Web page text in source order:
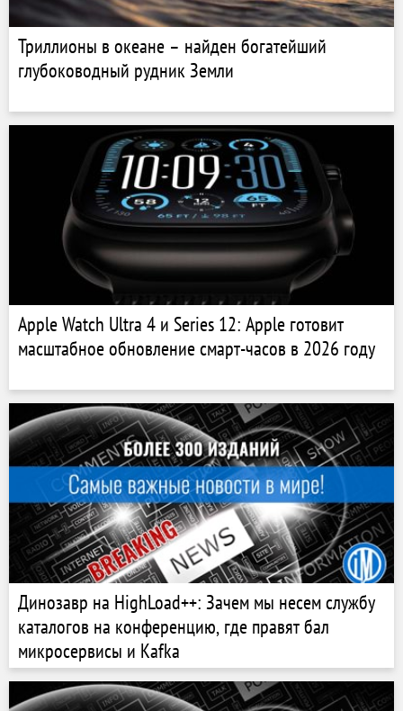
Триллионы в океане – найден богатейший
глубоководный рудник Земли
Apple Watch Ultra 4 и Series 12: Apple готовит
масштабное обновление смарт-часов в 2026 году
Динозавр на HighLoad++: Зачем мы несем службу
каталогов на конференцию, где правят бал
микросервисы и Kafka